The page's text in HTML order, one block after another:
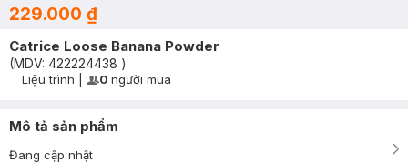
229.000 ₫
Catrice Loose Banana Powder
(MDV: 422224438 )
Timer Gray Icon
Liệu trình User Product Icon
0 người mua
Mô tả sản phẩm
Đang cập nhật